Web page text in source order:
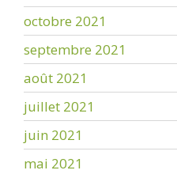
octobre 2021
septembre 2021
août 2021
juillet 2021
juin 2021
mai 2021